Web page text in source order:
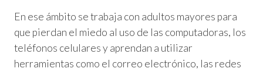
En ese ámbito se trabaja con adultos mayores para
que pierdan el miedo al uso de las computadoras, los
teléfonos celulares y aprendan a utilizar
herramientas como el correo electrónico, las redes